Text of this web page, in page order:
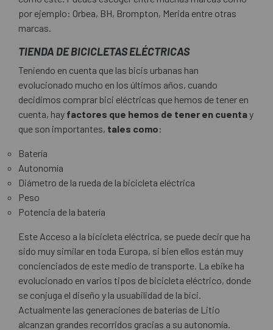
por ejemplo: Orbea, BH, Brompton, Merida entre otras
marcas.
TIENDA DE BICICLETAS ELÉCTRICAS
Teniendo en cuenta que las bicis urbanas han
evolucionado mucho en los últimos años, cuando
decidimos comprar bici eléctricas que hemos de tener en
cuenta, hay factores que hemos de tener en cuentay
que son importantes, tales como:
Batería
Autonomía
Diámetro de la rueda de la bicicleta eléctrica
Peso
Potencia de la batería
Este Acceso a la bicicleta eléctrica, se puede decir que ha
sido muy similar en toda Europa, si bien ellos están muy
concienciados de este medio de transporte. La ebike ha
evolucionado en varios tipos de bicicleta eléctrico, donde
se conjuga el diseño y la usuabilidad de la bici.
Actualmente las generaciones de baterías de Litio
alcanzan grandes recorridos gracias a su autonomía.